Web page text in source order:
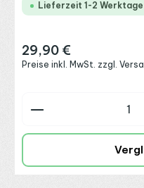
Lieferzeit 1-2 Werktage
Regulärer Preis:
29,90 €
Preise inkl. MwSt. zzgl.
Produkt Anzahl: